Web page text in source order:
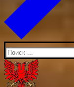
Искать: